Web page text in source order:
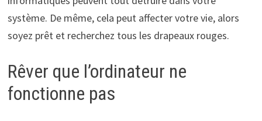
système. De même, cela peut affecter votre vie, alors
soyez prêt et recherchez tous les drapeaux rouges.
Rêver que l’ordinateur ne
fonctionne pas